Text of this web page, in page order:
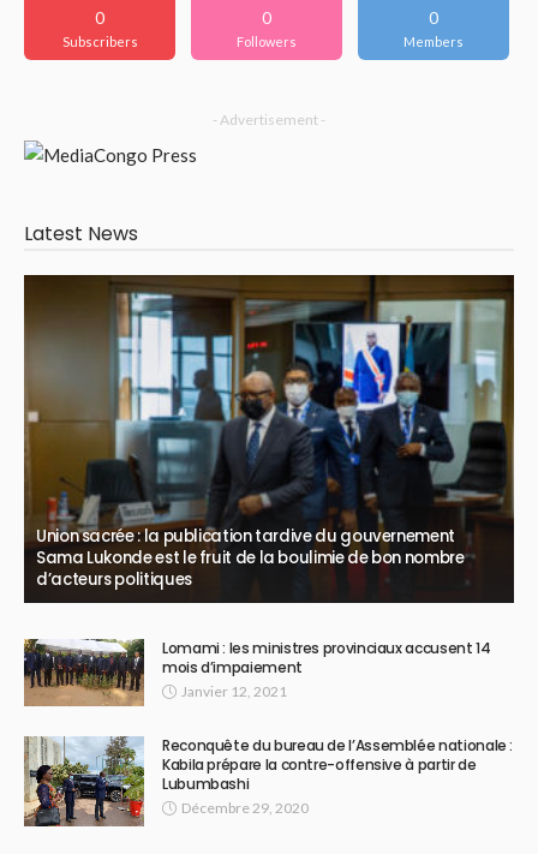
0
Subscribers
0
Followers
0
Members
- Advertisement -
Latest News
Union sacrée : la publication tardive du gouvernement
Sama Lukonde est le fruit de la boulimie de bon nombre
d’acteurs politiques
Lomami : les ministres provinciaux accusent 14
mois d’impaiement
Janvier 12, 2021
Reconquête du bureau de l’Assemblée nationale :
Kabila prépare la contre-offensive à partir de
Lubumbashi
Décembre 29, 2020